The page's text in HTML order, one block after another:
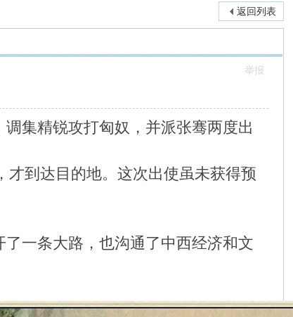
返回列表
举报
集精锐攻打匈奴，并派张骞两度出
到达目的地。这次出使虽未获得预
一条大路，也沟通了中西经济和文